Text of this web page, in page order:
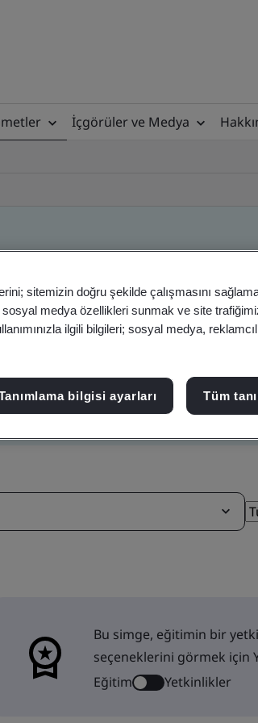
İçgörüler ve Medya
Bu simge, eğitimin bir
seçeneklerini görmek için
Eğitim
Yetkinlikler
sitemizin doğru şekilde çalışmasını
medya özellikleri sunmak ve site
ilgili bilgileri; sosyal medya,
bilgisi ayarları Tüm